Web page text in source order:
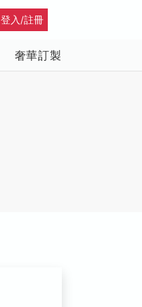
登入/註冊
奢華訂製